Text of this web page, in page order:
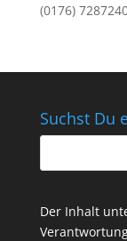
(0176)
Suchst Du
Der Inhalt